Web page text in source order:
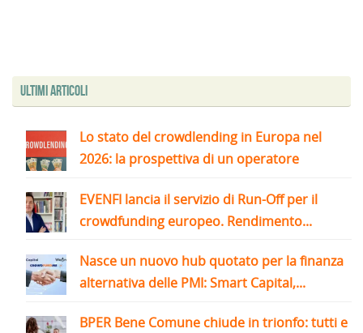
Ultimi articoli
Lo stato del crowdlending in Europa nel
2026: la prospettiva di un operatore
EVENFI lancia il servizio di Run-Off per il
crowdfunding europeo. Rendimento...
Nasce un nuovo hub quotato per la finanza
alternativa delle PMI: Smart Capital,...
BPER Bene Comune chiude in trionfo: tutti e